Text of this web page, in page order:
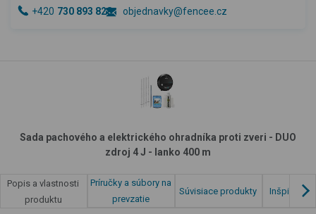
+420 730 893 828 objednavky@fencee.cz
Sada pachového a elektrického ohradníka proti zveri - DUO
zdroj 4 J - lanko 400 m
Popis a vlastnosti
produktu
Príručky a súbory na
prevzatie
Súvisiace produkty Inšpirácia